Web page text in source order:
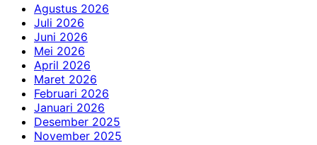
Agustus 2026
Juli 2026
Juni 2026
Mei 2026
April 2026
Maret 2026
Februari 2026
Januari 2026
Desember 2025
November 2025